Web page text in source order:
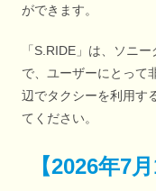
ができます。
「S.RIDE」は、ソニ
で、ユーザーにとって
辺でタクシーを利用す
てください。
【2026年7